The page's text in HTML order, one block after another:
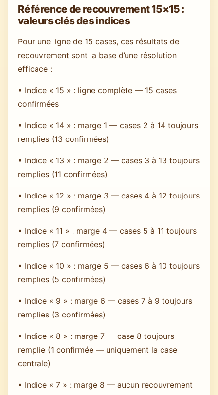
Référence de recouvrement 15×15 :
valeurs clés des indices
Pour une ligne de 15 cases, ces résultats de
recouvrement sont la base d’une résolution
efficace :
• Indice « 15 » : ligne complète — 15 cases
confirmées
• Indice « 14 » : marge 1 — cases 2 à 14 toujours
remplies (13 confirmées)
• Indice « 13 » : marge 2 — cases 3 à 13 toujours
remplies (11 confirmées)
• Indice « 12 » : marge 3 — cases 4 à 12 toujours
remplies (9 confirmées)
• Indice « 11 » : marge 4 — cases 5 à 11 toujours
remplies (7 confirmées)
• Indice « 10 » : marge 5 — cases 6 à 10 toujours
remplies (5 confirmées)
• Indice « 9 » : marge 6 — cases 7 à 9 toujours
remplies (3 confirmées)
• Indice « 8 » : marge 7 — case 8 toujours
remplie (1 confirmée — uniquement la case
centrale)
• Indice « 7 » : marge 8 — aucun recouvrement